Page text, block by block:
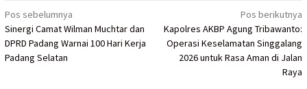
Navigasi
pos
Pos sebelumnya
Sinergi Camat Wilman Muchtar dan
DPRD Padang Warnai 100 Hari Kerja
Padang Selatan
Pos berikutnya
Kapolres AKBP Agung Tribawanto:
Operasi Keselamatan Singgalang
2026 untuk Rasa Aman di Jalan
Raya